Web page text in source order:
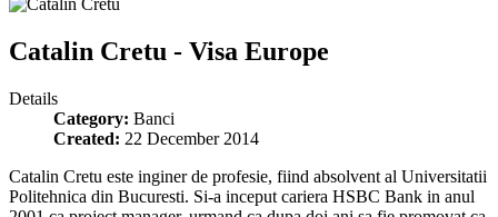
Catalin Cretu - Visa Europe
Details
Category: Banci
Created: 22 December 2014
Catalin Cretu este inginer de profesie, fiind absolvent al Universitatii
Politehnica din Bucuresti. Si-a inceput cariera HSBC Bank in anul